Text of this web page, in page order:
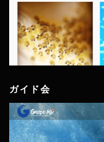
ガイド会